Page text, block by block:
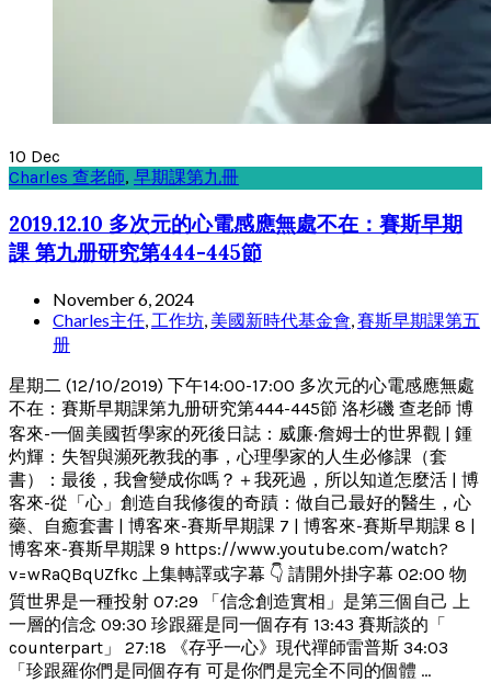
10 Dec
Charles 查老師, 早期課第九冊
2019.12.10 多次元的心電感應無處不在：賽斯早期
課 第九册研究第444-445節
November 6, 2024
Charles主任 工作坊 美國新時代基金會 賽斯早期課第五
册
星期二 (12/10/2019) 下午14:00-17:00 多次元的心電感應無處
不在：賽斯早期課第九册研究第444-445節 洛杉磯 查老師 博
客來-一個美國哲學家的死後日誌：威廉‧詹姆士的世界觀 | 鍾
灼輝：失智與瀕死教我的事，心理學家的人生必修課（套
書）：最後，我會變成你嗎？＋我死過，所以知道怎麼活 | 博
客來-從「心」創造自我修復的奇蹟：做自己最好的醫生，心
藥、自癒套書 | 博客來-賽斯早期課 7 | 博客來-賽斯早期課 8 |
博客來-賽斯早期課 9 https://www.youtube.com/watch?
v=wRaQBqUZfkc 上集轉譯或字幕 👇 請開外掛字幕 02:00 物
質世界是一種投射 07:29 「信念創造實相」是第三個自己 上
一層的信念 09:30 珍跟羅是同一個存有 13:43 賽斯談的「
counterpart」 27:18 《存乎一心》現代禪師雷普斯 34:03
「珍跟羅你們是同個存有 可是你們是完全不同的個體 ...